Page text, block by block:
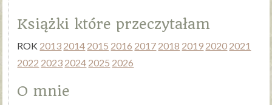
Książki które przeczytałam
ROK 2013 2014 2015 2016 2017 2018 2019 2020 2021
2022 2023 2024 2025 2026
O mnie